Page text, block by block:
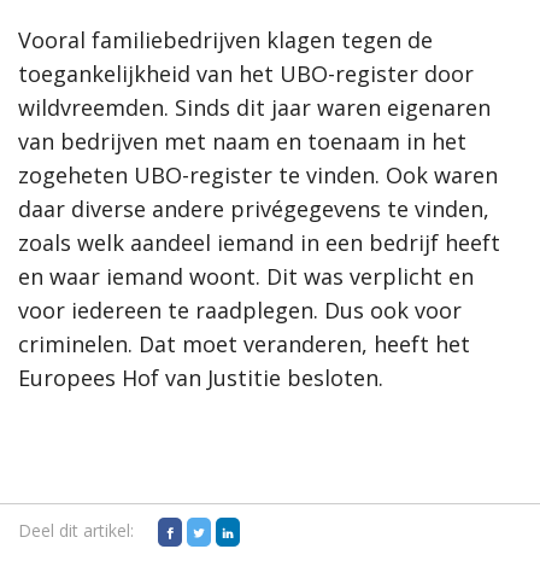
Vooral familiebedrijven klagen tegen de
toegankelijkheid van het UBO-register door
wildvreemden. Sinds dit jaar waren eigenaren
van bedrijven met naam en toenaam in het
zogeheten UBO-register te vinden. Ook waren
daar diverse andere privégegevens te vinden,
zoals welk aandeel iemand in een bedrijf heeft
en waar iemand woont. Dit was verplicht en
voor iedereen te raadplegen. Dus ook voor
criminelen. Dat moet veranderen, heeft het
Europees Hof van Justitie besloten.
Deel dit artikel: